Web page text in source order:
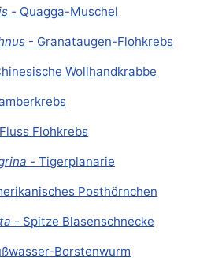
- Quagga-Muschel
- Granataugen-Flohkrebs
Wollhandkrabbe
Flohkrebs
-Tigerplanarie
Posthörnchen
- Spitze Blasenschnecke
Borstenwurm